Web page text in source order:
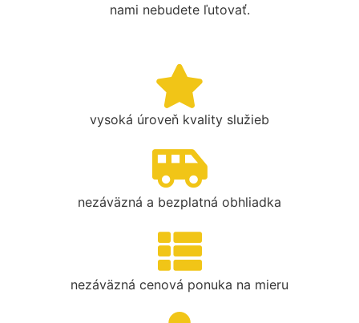
nami nebudete ľutovať.
vysoká úroveň kvality služieb
nezáväzná a bezplatná obhliadka
nezáväzná cenová ponuka na mieru